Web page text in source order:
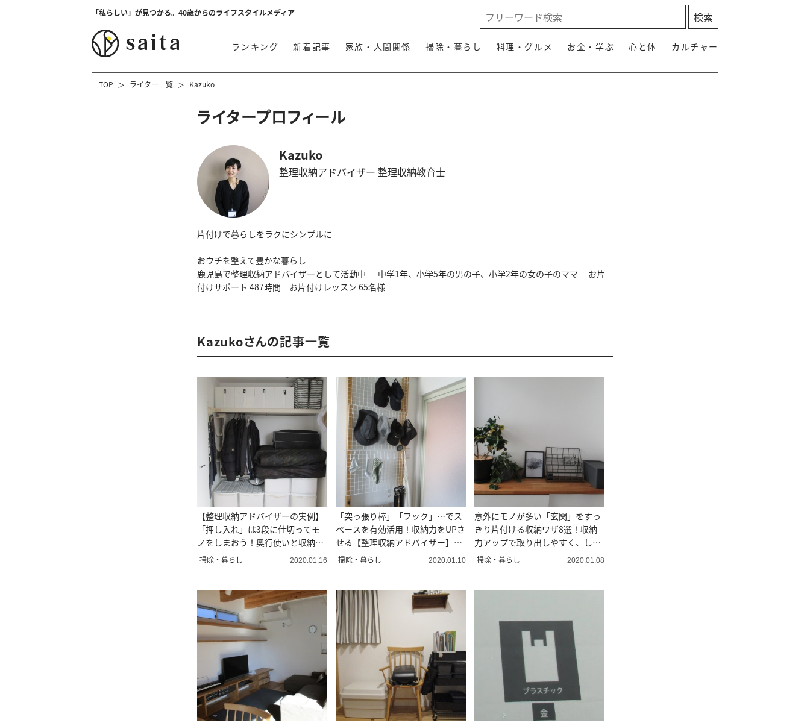
「私らしい」が見つかる。40歳からのライフスタイルメディア
ランキング 新着記事 家族・人間関係 掃除・暮らし 料理・グルメ お金・学ぶ 心と体 カルチャー
TOP ライター一覧 Kazuko
ライタープロフィール
Kazuko
整理収納アドバイザー 整理収納教育士
片付けで暮らしをラクにシンプルに
おウチを整えて豊かな暮らし
鹿児島で整理収納アドバイザーとして活動中 中学1年、小学5年の男の子、小学2年の女の子のママ お片
付けサポート 487時間 お片付けレッスン 65名様
Kazukoさんの記事一覧
【整理収納アドバイザーの実例】
「押し入れ」は3段に仕切ってモ
ノをしまおう！奥行使いと収納グ
ッズも提案
掃除・暮らし 2020.01.16
「突っ張り棒」「フック」…でス
ペースを有効活用！収納力をUPさ
せる【整理収納アドバイザー】の
裏ワザ
掃除・暮らし 2020.01.10
意外にモノが多い「玄関」をすっ
きり片付ける収納ワザ8選！収納
力アップで取り出しやすく、しま
いやすい
掃除・暮らし 2020.01.08